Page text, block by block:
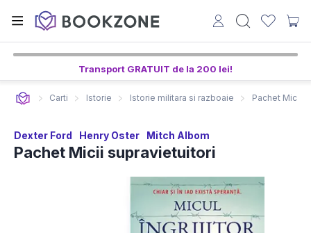
Transport GRATUIT de la 200 lei!
Carti Istorie Istorie militara si razboaie Pachet Micii
Dexter Ford Henry Oster Mitch Albom
Pachet Micii supravietuitori